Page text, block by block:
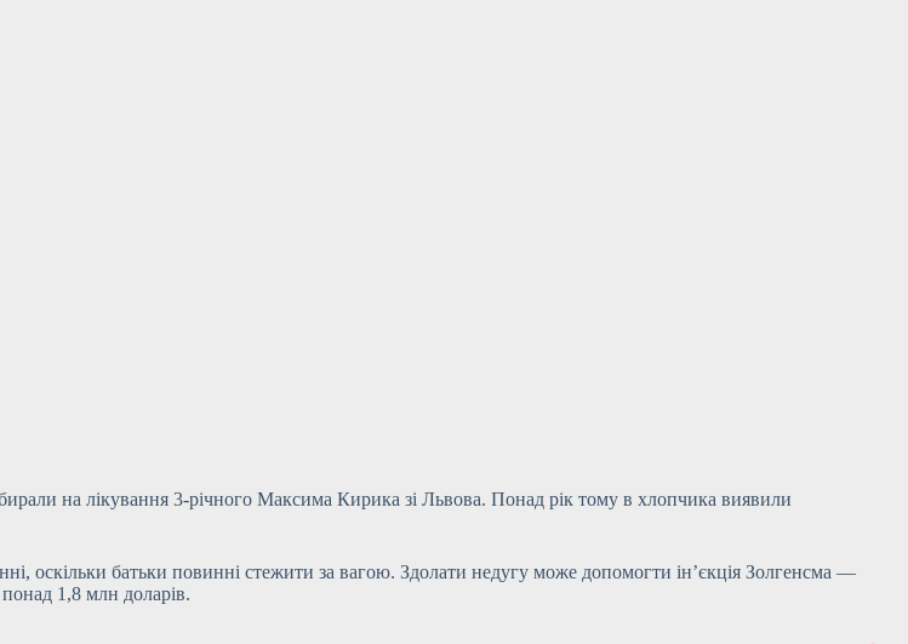
на лікування 3-річного Максима Кирика зі Львова. Понад рік тому в хлопчика виявили
оскільки батьки повинні стежити за вагою. Здолати недугу може допомогти ін’єкція Золгенсма —
1,8 млн доларів.